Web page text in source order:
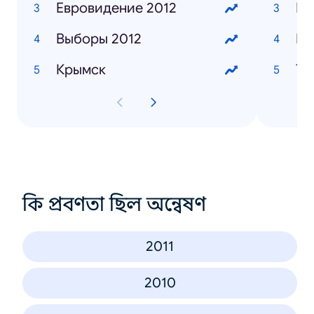
Евровидение 2012
Выборы 2012
Крымск
কি প্রবণতা ছিল অন্বেষণ
2011
2010